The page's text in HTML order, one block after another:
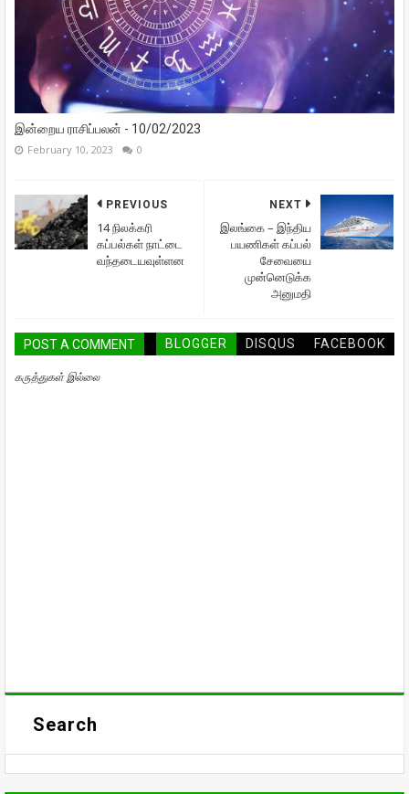
இன்றைய ராசிப்பலன் - 10/02/2023
February 10, 2023 0
NEXT
இலங்கை – இந்திய
பயணிகள் கப்பல்
சேவையை
முன்னெடுக்க
அனுமதி
PREVIOUS
14 நிலக்கரி
கப்பல்கள் நாட்டை
வந்தடையவுள்ளன
POST A COMMENT BLOGGER DISQUS FACEBOOK
கருத்துகள் இல்லை
Search